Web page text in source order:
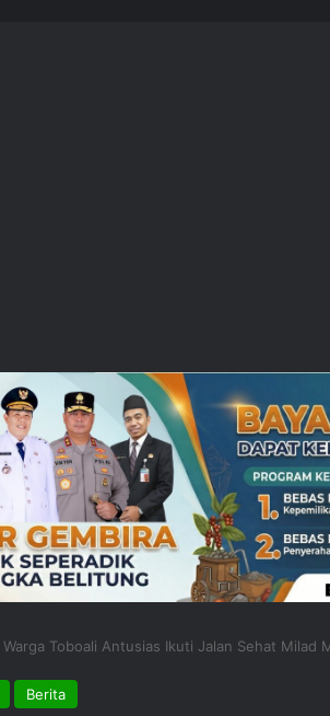
Warga Toboali Antusias Ikuti Jalan Sehat Milad
Berita